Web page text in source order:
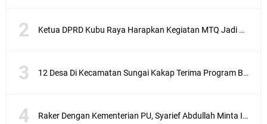
Ketua DPRD Kubu Raya Harapkan Kegiatan MTQ Jadi Pondasi Pengembangan SDM Di Kubu Raya
12 Desa Di Kecamatan Sungai Kakap Terima Program Bedah Rumah Aspirasi Syarief Abdullah
Raker Dengan Kementerian PU, Syarief Abdullah Minta Inpres Jalan Daerah Jadi Program Prioritas